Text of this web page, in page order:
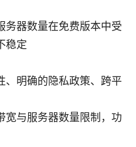
务器数量在免费版本中受
稳定
、明确的隐私政策、跨平
宽与服务器数量限制，功